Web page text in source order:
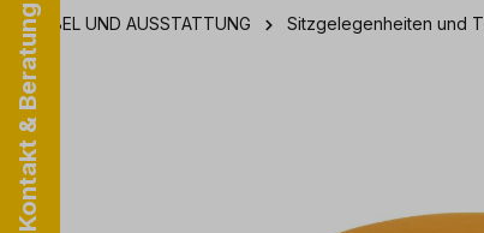
Kontakt & Beratung
MÖBEL UND AUSSTATTUNG Sitzgelegenheiten und
Bildergalerie überspringen